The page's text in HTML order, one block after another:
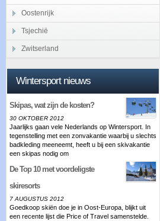
Oostenrijk
Tsjechië
Zwitserland
Wintersport nieuws
Skipas, wat zijn de kosten?
30 OKTOBER 2012
Jaarlijks gaan vele Nederlands op Wintersport. In
tegenstelling met een zonvakantie waarbij u slechts
badkleding meeneemt, heeft u bij een skivakantie
een skipas nodig om
De Top 10 met voordeligste
skiresorts
7 AUGUSTUS 2012
Goedkoop skiën doe je in Oost-Europa, blijkt uit
een recente lijst die Price of Travel samenstelde.